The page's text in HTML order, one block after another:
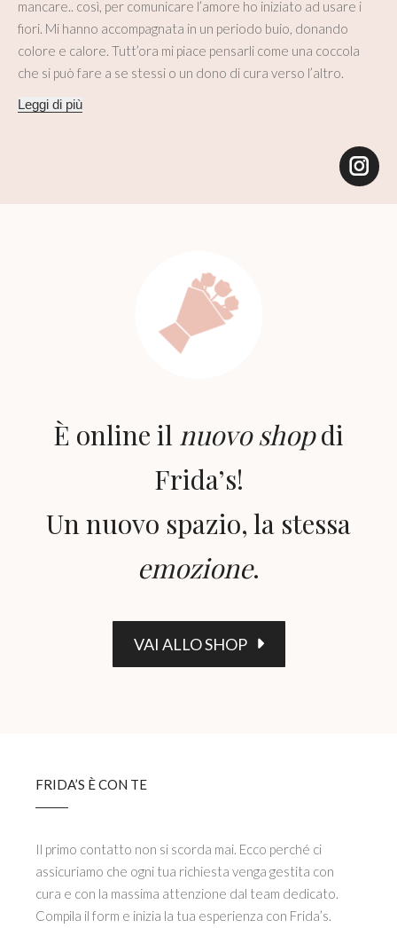
mancare.. così, per comunicare l’amore ho iniziato ad usare i
fiori. Mi hanno accompagnata in un periodo buio, donando
colore e calore. Tutt’ora mi piace pensarli come una coccola
che si può fare a se stessi o un dono di cura verso l’altro.
Leggi di più
È online il nuovo shopdi
Frida’s!
Un nuovo spazio, la stessa
emozione.
VAI ALLO SHOP
FRIDA’S È CON TE
Il primo contatto non si scorda mai. Ecco perché ci
assicuriamo che ogni tua richiesta venga gestita con
cura e con la massima attenzione dal team dedicato.
Compila il form e inizia la tua esperienza con Frida’s.